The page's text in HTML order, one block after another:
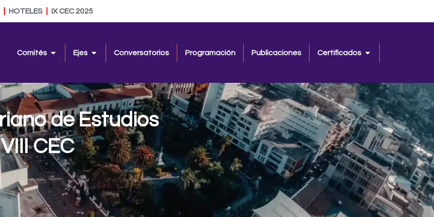
HOTELES IX CEC 2025
Comités Open Comités
Ejes Open EjesConversatorios Programación Publicaciones Certificados Open Certificados
de Estudios
CEC